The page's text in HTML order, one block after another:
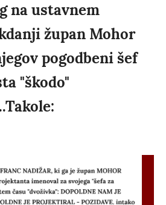
na ustavnem
župan Mohor
pogodbeni šef
"škodo"